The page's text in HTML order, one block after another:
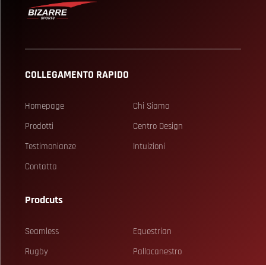
COLLEGAMENTO RAPIDO
Homepage
Chi Siamo
Prodotti
Centro Design
Testimonianze
Intuizioni
Contatta
Prodcuts
Seamless
Equestrian
Rugby
Pallacanestro